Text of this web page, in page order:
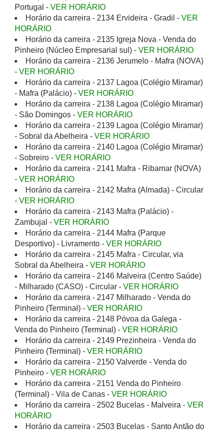
Portugal - VER HORÁRIO
Horário da carreira - 2134 Ervideira - Gradil - VER
HORÁRIO
Horário da carreira - 2135 Igreja Nova - Venda do
Pinheiro (Núcleo Empresarial sul) - VER HORÁRIO
Horário da carreira - 2136 Jerumelo - Mafra (NOVA)
- VER HORÁRIO
Horário da carreira - 2137 Lagoa (Colégio Miramar)
- Mafra (Palácio) - VER HORÁRIO
Horário da carreira - 2138 Lagoa (Colégio Miramar)
- São Domingos - VER HORÁRIO
Horário da carreira - 2139 Lagoa (Colégio Miramar)
- Sobral da Abelheira - VER HORÁRIO
Horário da carreira - 2140 Lagoa (Colégio Miramar)
- Sobreiro - VER HORÁRIO
Horário da carreira - 2141 Mafra - Ribamar (NOVA)
- VER HORÁRIO
Horário da carreira - 2142 Mafra (Almada) - Circular
- VER HORÁRIO
Horário da carreira - 2143 Mafra (Palácio) -
Zambujal - VER HORÁRIO
Horário da carreira - 2144 Mafra (Parque
Desportivo) - Livramento - VER HORÁRIO
Horário da carreira - 2145 Mafra - Circular, via
Sobral da Abelheira - VER HORÁRIO
Horário da carreira - 2146 Malveira (Centro Saúde)
- Milharado (CASO) - Circular - VER HORÁRIO
Horário da carreira - 2147 Milharado - Venda do
Pinheiro (Terminal) - VER HORÁRIO
Horário da carreira - 2148 Póvoa da Galega -
Venda do Pinheiro (Terminal) - VER HORÁRIO
Horário da carreira - 2149 Prezinheira - Venda do
Pinheiro (Terminal) - VER HORÁRIO
Horário da carreira - 2150 Valverde - Venda do
Pinheiro - VER HORÁRIO
Horário da carreira - 2151 Venda do Pinheiro
(Terminal) - Vila de Canas - VER HORÁRIO
Horário da carreira - 2502 Bucelas - Malveira - VER
HORÁRIO
Horário da carreira - 2503 Bucelas - Santo Antão do